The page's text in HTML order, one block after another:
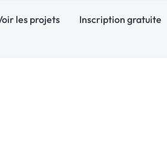
les projets Inscription gratuite